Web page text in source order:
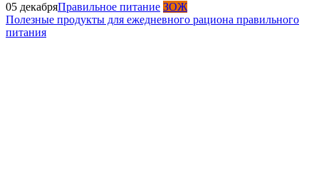
05 декабряПравильное питание ЗОЖ
Полезные продукты для ежедневного рациона правильного
питания